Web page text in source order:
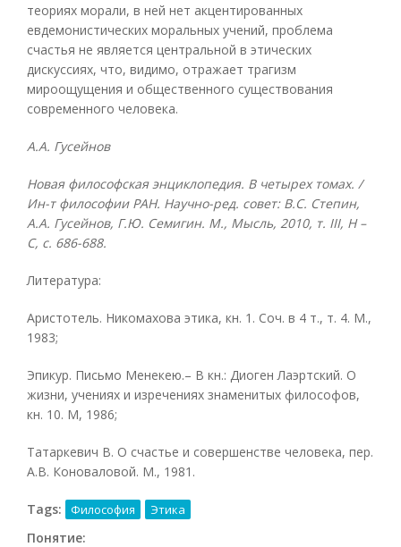
теориях морали, в ней нет акцентированных
евдемонистических моральных учений, проблема
счастья не является центральной в этических
дискуссиях, что, видимо, отражает трагизм
мироощущения и общественного существования
современного человека.
А.А. Гусейнов
Новая философская энциклопедия. В четырех томах. /
Ин-т философии РАН. Научно-ред. совет: В.С. Степин,
А.А. Гусейнов, Г.Ю. Семигин. М., Мысль, 2010, т. III, Н –
С, с. 686-688.
Литература:
Аристотель. Никомахова этика, кн. 1. Соч. в 4 т., т. 4. М.,
1983;
Эпикур. Письмо Менекею.– В кн.: Диоген Лаэртский. О
жизни, учениях и изречениях знаменитых философов,
кн. 10. М, 1986;
Татаркевич В. О счастье и совершенстве человека, пер.
А.В. Коноваловой. М., 1981.
Tags: Философия Этика
Понятие: